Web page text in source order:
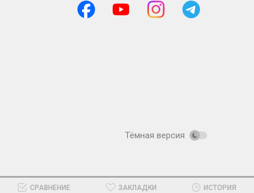
Тёмная версия
СРАВНЕНИЕ ЗАКЛАДКИ ИСТОРИЯ